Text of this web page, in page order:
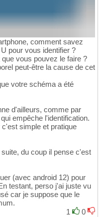
comment savez
pour vous identifier ?
vous pouvez le faire ?
peut-être la cause de cet
votre schéma a été
d'ailleurs, comme par
empêche l'identification.
simple et pratique
du coup il pense c'est
(avec android 12) pour
testant, perso j'ai juste vu
car je suppose que le
1
0